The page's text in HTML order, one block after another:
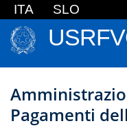
ITA SLO
Pagamenti